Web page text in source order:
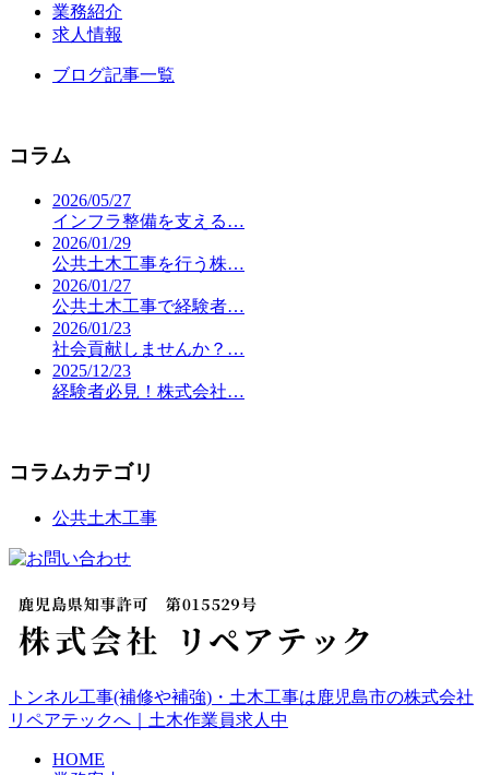
業務紹介
求人情報
ブログ記事一覧
コラム
2026/05/27
インフラ整備を支える…
2026/01/29
公共土木工事を行う株…
2026/01/27
公共土木工事で経験者…
2026/01/23
社会貢献しませんか？…
2025/12/23
経験者必見！株式会社…
コラムカテゴリ
公共土木工事
トンネル工事(補修や補強)・土木工事は鹿児島市の株式会社
リペアテックへ｜土木作業員求人中
HOME